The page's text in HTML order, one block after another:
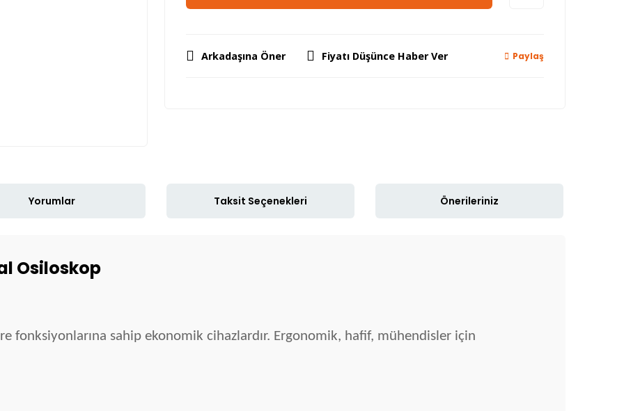
Arkadaşına Öner Fiyatı Düşünce Haber Ver Paylaş
Yorumlar Taksit Seçenekleri Önerileriniz
Osiloskop
fonksiyonlarına sahip ekonomik cihazlardır. Ergonomik, hafif, mühendisler için